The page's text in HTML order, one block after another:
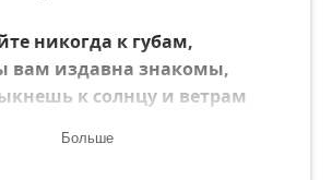
никогда к губам,
вам издавна знакомы,
к солнцу и ветрам
Больше